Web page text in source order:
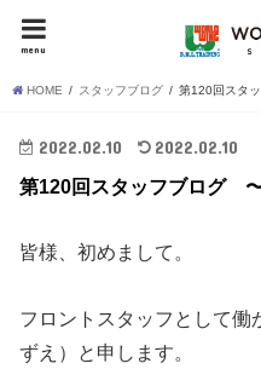
menu
HOME スタッフブログ 第120回スタ
2022.02.10 2022.02.10
第120回スタッフブログ
皆様、初めまして。
フロントスタッフとして働
ずえ）と申します。